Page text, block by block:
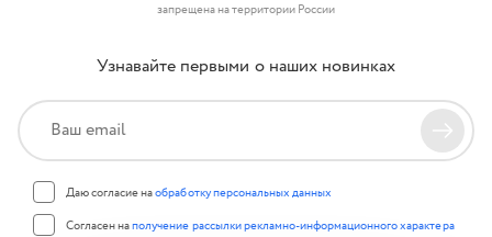
запрещена на территории России
Узнавайте первыми о наших новинках
Даю согласие наобработку персональных данных
Согласен наполучение рассылки рекламно-информационного характера